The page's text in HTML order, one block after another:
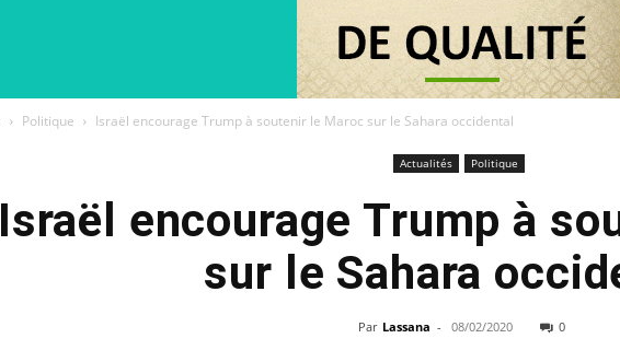
Politique Israël encourage Trump à soutenir le Maroc sur le Sahara occidental
Actualités Politique
Israël encourage Trump à
sur le Sahara
Par Lassana - 08/02/2020 0